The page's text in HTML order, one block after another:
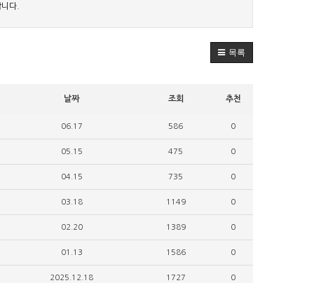
다.
목록
날짜 조회 추천
06.17 586 0
05.15 475 0
04.15 735 0
03.18 1149 0
02.20 1389 0
01.13 1586 0
2025.12.18 1727 0